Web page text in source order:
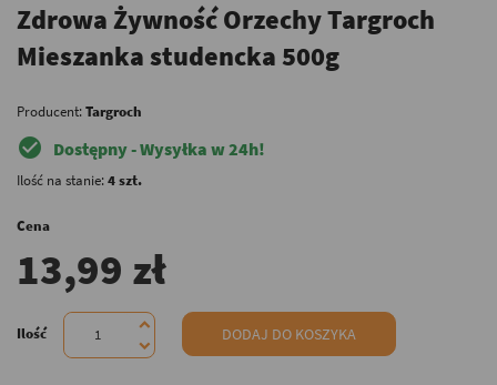
Zdrowa Żywność Orzechy Targroch
Mieszanka studencka 500g
Producent:Targroch
check_circle Dostępny - Wysyłka w 24h!
Ilość na stanie:4 szt.
Cena
13,99 zł
Ilość DODAJ DO KOSZYKA